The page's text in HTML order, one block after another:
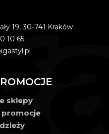
19, 30-741 Kraków
10 65
sklepy